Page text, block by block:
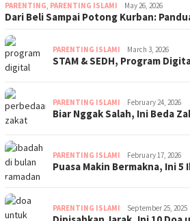
PARENTING, PARENTING ISLAMI May 26, 2026
Dari Beli Sampai Potong Kurban:
PARENTING ISLAMI March 3, 2026
STAM & SEDH, Program
PARENTING ISLAMI February 24, 2026
Biar Nggak Salah, Ini Beda
PARENTING ISLAMI February 17, 2026
Puasa Makin Bermakna, Ini
PARENTING ISLAMI September 25, 2025